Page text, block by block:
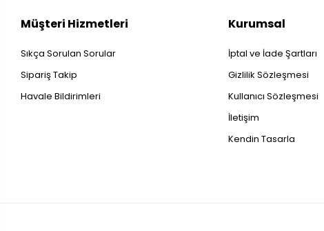
Müşteri Hizmetleri
Sıkça Sorulan Sorular
Sipariş Takip
Havale Bildirimleri
Kurumsal
İptal ve İade Şartları
Gizlilik Sözleşmesi
Kullanıcı Sözleşmesi
İletişim
Kendin Tasarla